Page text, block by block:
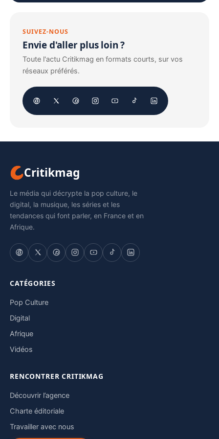
SUIVEZ-NOUS
Envie d'aller plus loin ?
Toute l'actu Critikmag en formats courts, sur vos
réseaux préférés.
Critikmag
Le média qui décrypte la pop culture, le
digital, la musique, les séries et les
tendances qui font parler, en France et en
Afrique.
CATÉGORIES
Pop Culture
Digital
Afrique
Vidéos
RENCONTRER CRITIKMAG
Découvrir l’agence
Charte éditoriale
Travailler avec nous